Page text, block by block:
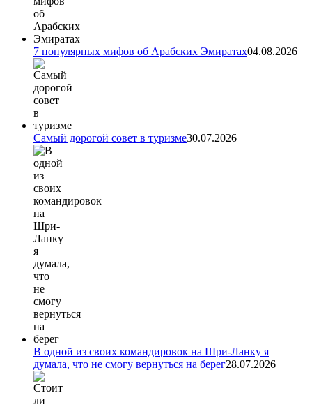
7 популярных мифов об Арабских Эмиратах04.08.2026
Самый дорогой совет в туризме30.07.2026
В одной из своих командировок на Шри-Ланку я
думала, что не смогу вернуться на берег28.07.2026